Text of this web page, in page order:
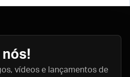
vídeos e lançamentos de